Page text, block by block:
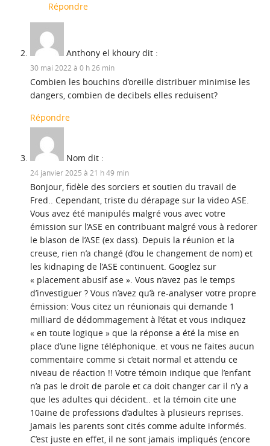
Répondre
Anthony el khoury dit :
30 mai 2022 à 0 h 26 min
Combien les bouchins d’oreille distribuer minimise les
dangers, combien de decibels elles reduisent?
Répondre
Nom dit :
24 janvier 2025 à 21 h 49 min
Bonjour, fidèle des sorciers et soutien du travail de
Fred.. Cependant, triste du dérapage sur la video ASE.
Vous avez été manipulés malgré vous avec votre
émission sur l’ASE en contribuant malgré vous à redorer
le blason de l’ASE (ex dass). Depuis la réunion et la
creuse, rien n’a changé (d’ou le changement de nom) et
les kidnaping de l’ASE continuent. Googlez sur
« placement abusif ase ». Vous n’avez pas le temps
d’investiguer ? Vous n’avez qu’à re-analyser votre propre
émission: Vous citez un réunionais qui demande 1
milliard de dédommagement à l’état et vous indiquez
« en toute logique » que la réponse a été la mise en
place d’une ligne téléphonique. et vous ne faites aucun
commentaire comme si c’etait normal et attendu ce
niveau de réaction !! Votre témoin indique que l’enfant
n’a pas le droit de parole et ca doit changer car il n’y a
que les adultes qui décident.. et la témoin cite une
10aine de professions d’adultes à plusieurs reprises.
Jamais les parents sont cités comme adulte informés.
C’est juste en effet, il ne sont jamais impliqués (encore